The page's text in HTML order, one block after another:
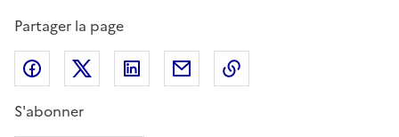
Partager la page
Partager sur Facebook
Partager sur X (anciennement Twitter)
Partager sur LinkedIn
Partager par email
S'abonner